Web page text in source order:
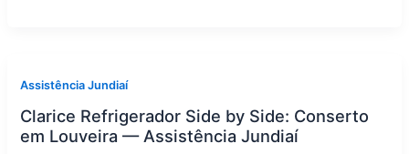
Paulista?
Conversão
de
Gás
Especializado
Assistência Jundiaí
Clarice Refrigerador Side by Side: Conserto
em Louveira — Assistência Jundiaí